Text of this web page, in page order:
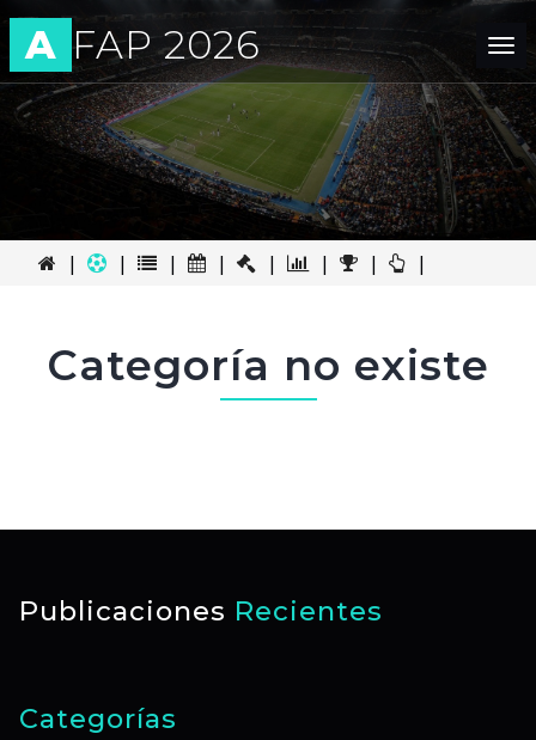
A FAP 2026
| | | | | | | |
Categoría no existe
Publicaciones Recientes
Categorías